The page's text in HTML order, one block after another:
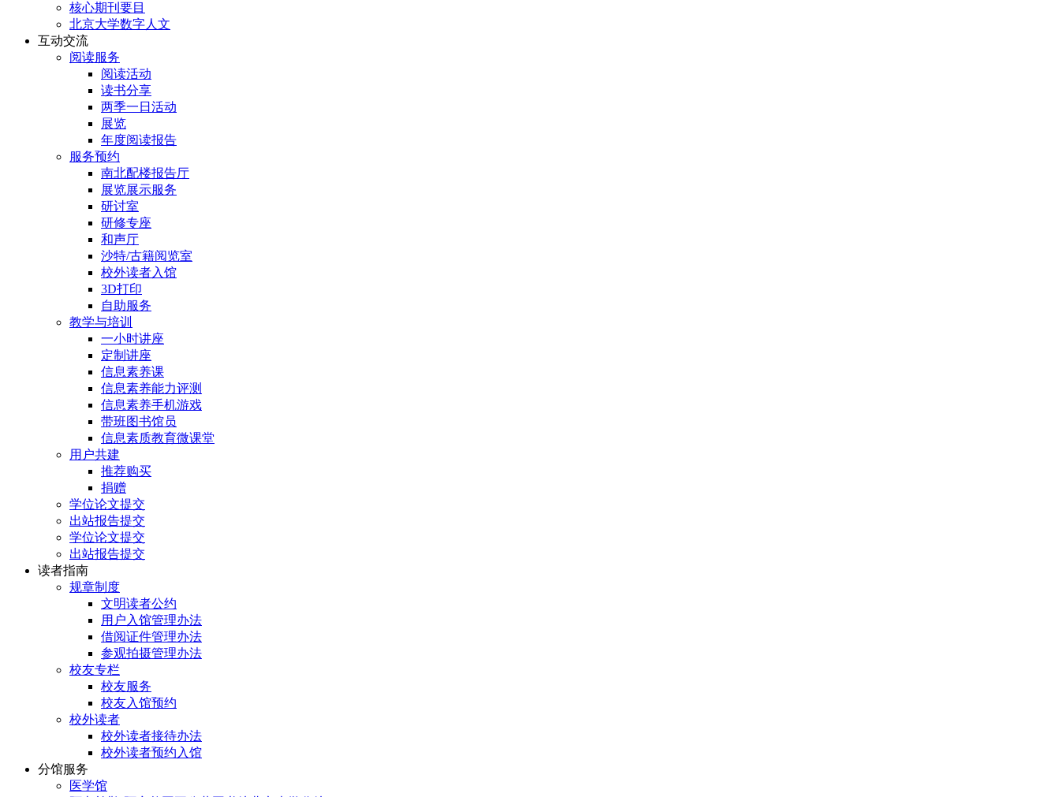
核心期刊要目
北京大学数字人文
互动交流
阅读服务
阅读活动
读书分享
两季一日活动
展览
年度阅读报告
服务预约
南北配楼报告厅
展览展示服务
研讨室
研修专座
和声厅
沙特/古籍阅览室
校外读者入馆
3D打印
自助服务
教学与培训
一小时讲座
定制讲座
信息素养课
信息素养能力评测
信息素养手机游戏
带班图书馆员
信息素质教育微课堂
用户共建
推荐购买
捐赠
学位论文提交
出站报告提交
学位论文提交
出站报告提交
读者指南
规章制度
文明读者公约
用户入馆管理办法
借阅证件管理办法
参观拍摄管理办法
校友专栏
校友服务
校友入馆预约
校外读者
校外读者接待办法
校外读者预约入馆
分馆服务
医学馆